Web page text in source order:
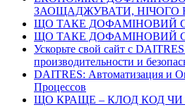
ЗАОЩАДЖУВАТИ, НІЧОГО
ЩО ТАКЕ ДОФАМІНОВИЙ
ЩО ТАКЕ ДОФАМІНОВИЙ
Ускорьте свой сайт с
производительности и
DAITRES: Автоматизация и
Процессов
ЩО КРАЩЕ – КЛОД КОД